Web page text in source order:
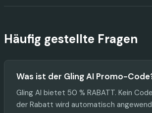
Häufig gestellte Fragen
Was ist der Gling AI Promo-
Gling AI bietet 50 % RABATT. Kein
der Rabatt wird automatisch